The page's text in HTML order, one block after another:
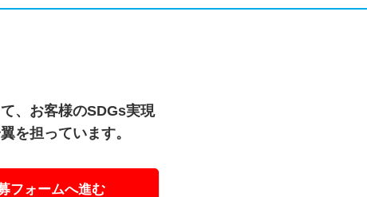
、お客様のSDGs実現
を担っています。
フォームへ進む